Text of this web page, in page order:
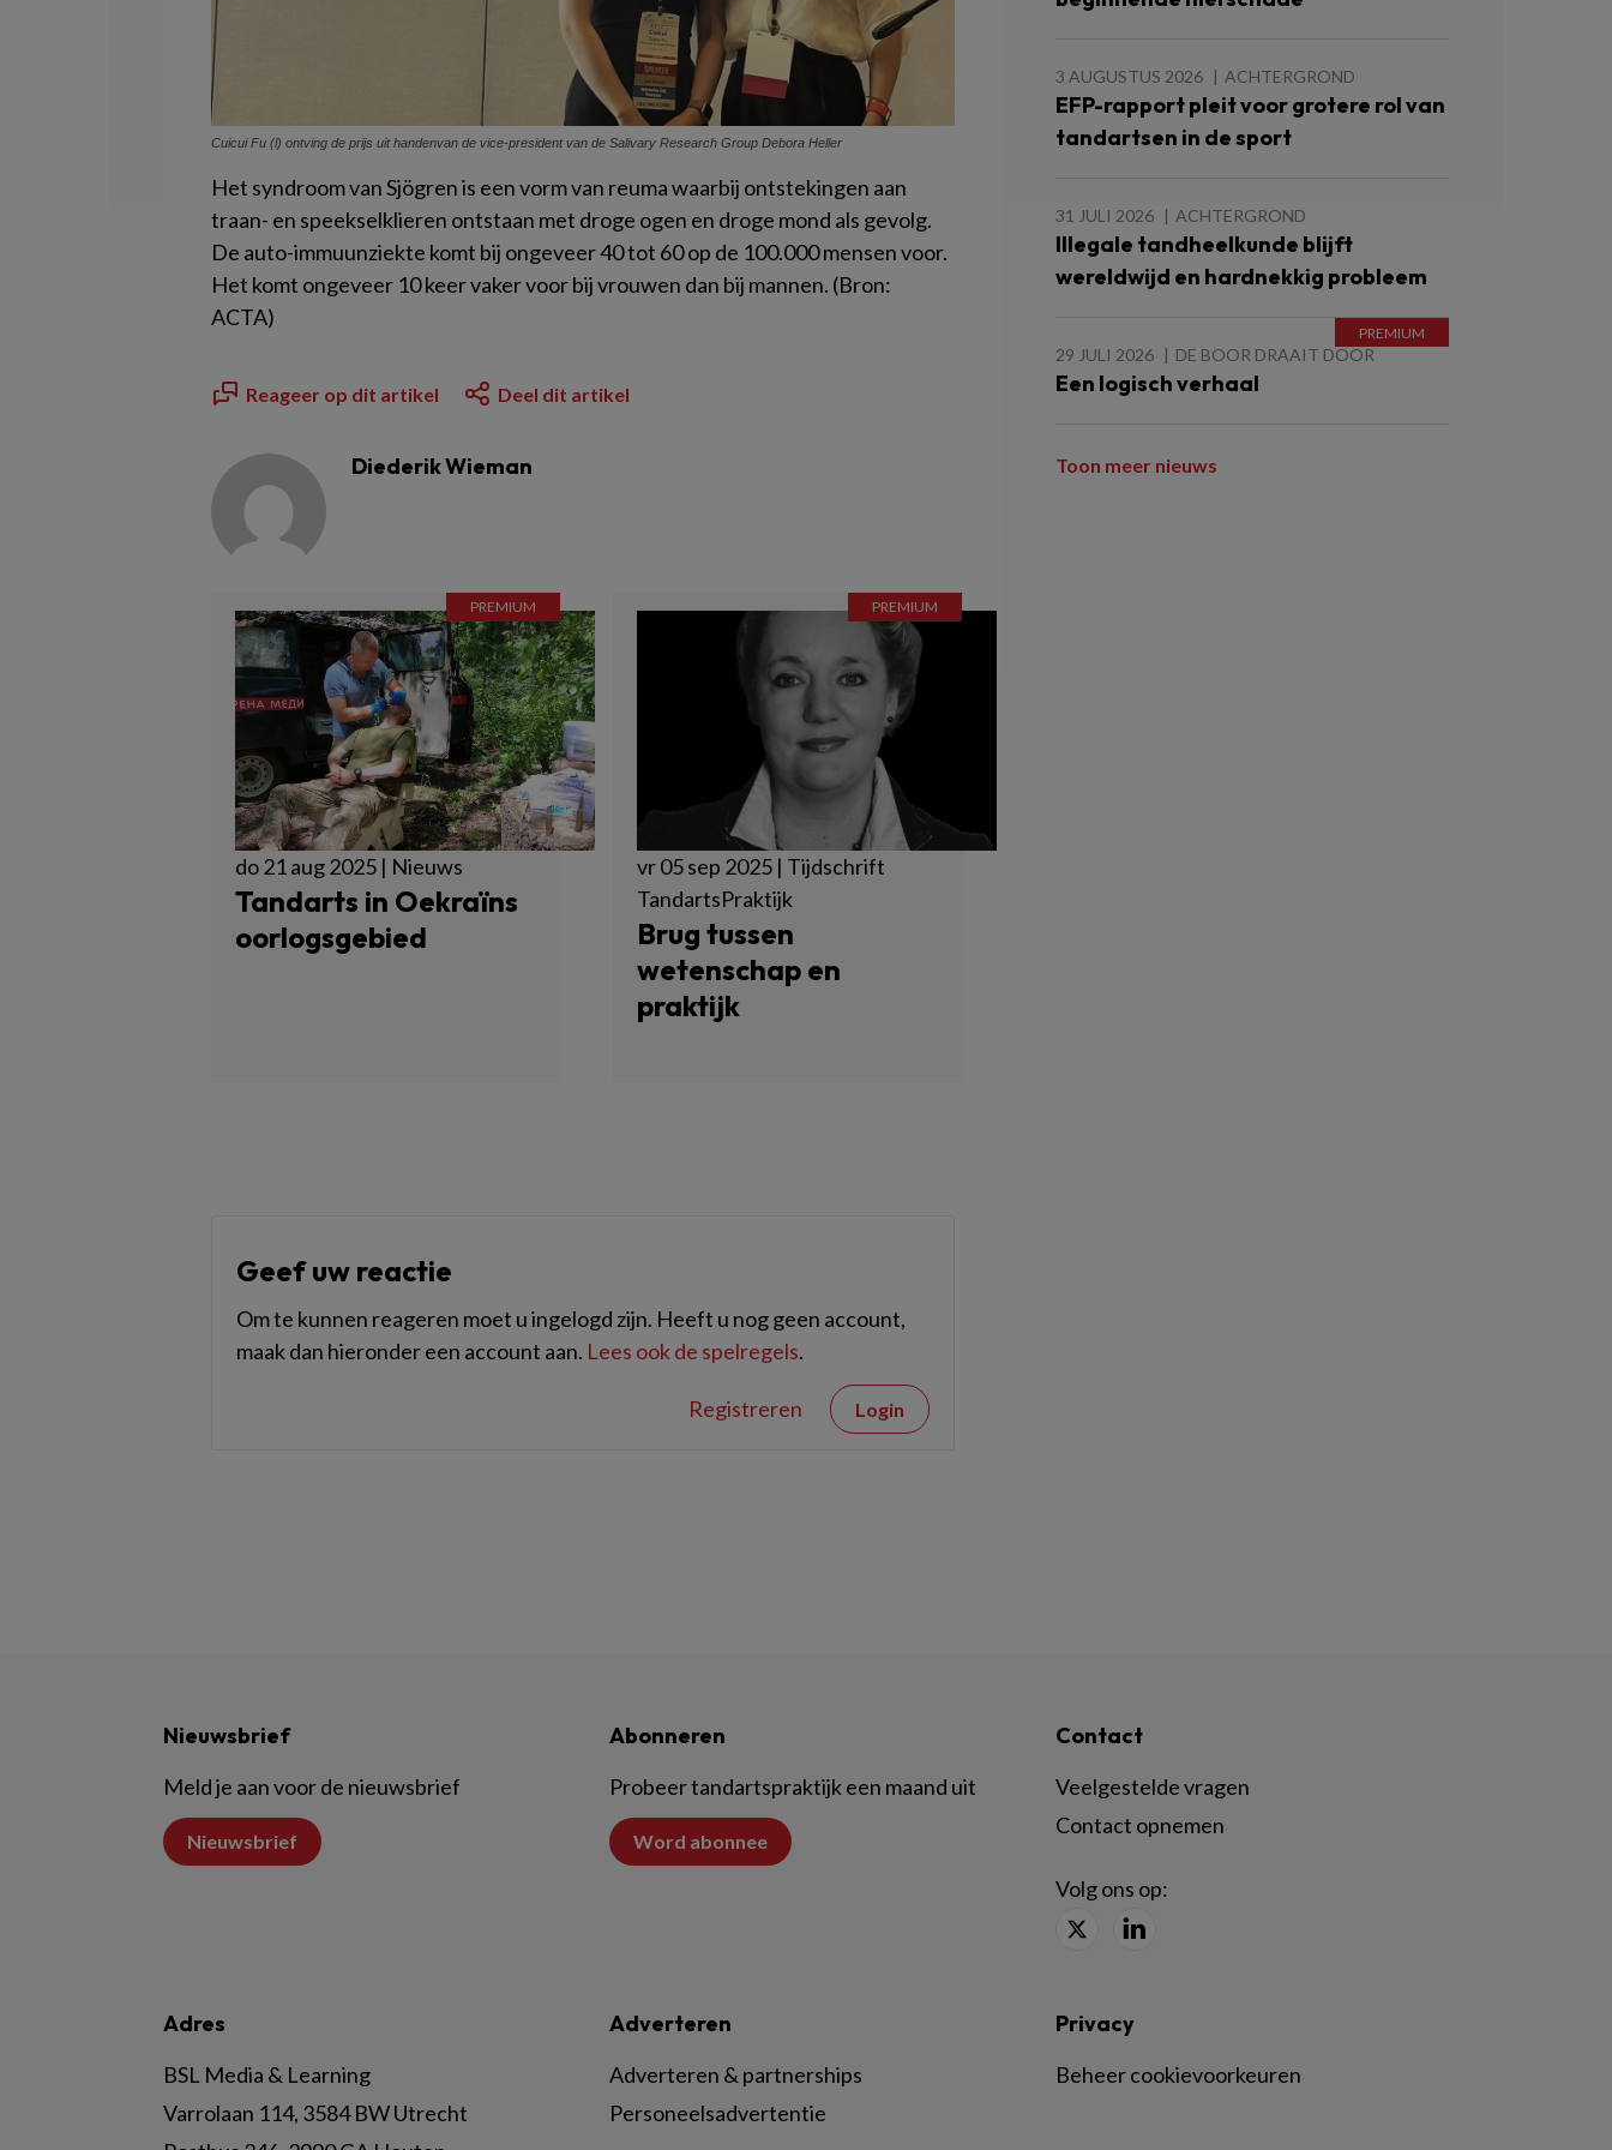
Cuicui Fu (l) ontving de prijs uit handenvan de vice-president van de Salivary Research Group Debora Heller
Het syndroom van Sjögren is een vorm van reuma waarbij ontstekingen aan
traan- en speekselklieren ontstaan met droge ogen en droge mond als gevolg.
De auto-immuunziekte komt bij ongeveer 40 tot 60 op de 100.000 mensen voor.
Het komt ongeveer 10 keer vaker voor bij vrouwen dan bij mannen. (Bron:
ACTA)
Reageer op dit artikel Deel dit artikel
Diederik Wieman
do 21 aug 2025 | Nieuws
Tandarts in Oekraïns
oorlogsgebied
vr 05 sep 2025 | Tijdschrift
TandartsPraktijk
Brug tussen
wetenschap en
praktijk
Geef uw reactie
Om te kunnen reageren moet u ingelogd zijn. Heeft u nog geen account,
maak dan hieronder een account aan. Lees ook de spelregels.
Registreren Login
3 AUGUSTUS 2026 ACHTERGROND
EFP-rapport pleit voor grotere rol van
tandartsen in de sport
31 JULI 2026 ACHTERGROND
Illegale tandheelkunde blijft
wereldwijd en hardnekkig probleem
29 JULI 2026 DE BOOR DRAAIT DOOR
Een logisch verhaal
Toon meer nieuws
Nieuwsbrief
Meld je aan voor de nieuwsbrief
Nieuwsbrief
Abonneren
Probeer tandartspraktijk een maand uit
Word abonnee
Contact
Veelgestelde vragen
Contact opnemen
Volg ons op:
Adres
BSL Media & Learning
Varrolaan 114, 3584 BW Utrecht
Adverteren
Adverteren & partnerships
Personeelsadvertentie
Privacy
Beheer cookievoorkeuren